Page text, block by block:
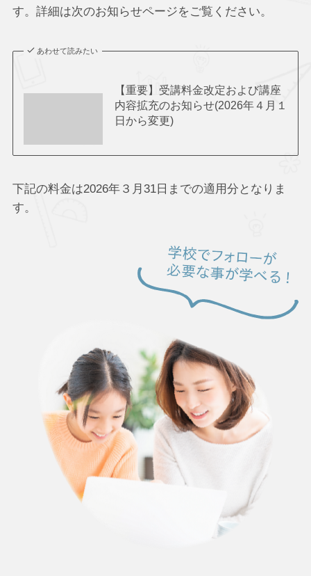
す。詳細は次のお知らせページをご覧ください。
あわせて読みたい
【重要】受講料金改定および講座
内容拡充のお知らせ(2026年４月１
日から変更)
下記の料金は2026年３月31日までの適用分となりま
す。